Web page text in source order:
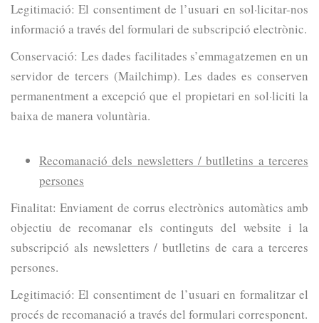
Legitimació: El consentiment de l’usuari en sol·licitar-nos
informació a través del formulari de subscripció electrònic.
Conservació: Les dades facilitades s’emmagatzemen en un
servidor de tercers (Mailchimp). Les dades es conserven
permanentment a excepció que el propietari en sol·liciti la
baixa de manera voluntària.
Recomanació dels newsletters / butlletins a terceres
persones
Finalitat: Enviament de corrus electrònics automàtics amb
objectiu de recomanar els continguts del website i la
subscripció als newsletters / butlletins de cara a terceres
persones.
Legitimació: El consentiment de l’usuari en formalitzar el
procés de recomanació a través del formulari corresponent.